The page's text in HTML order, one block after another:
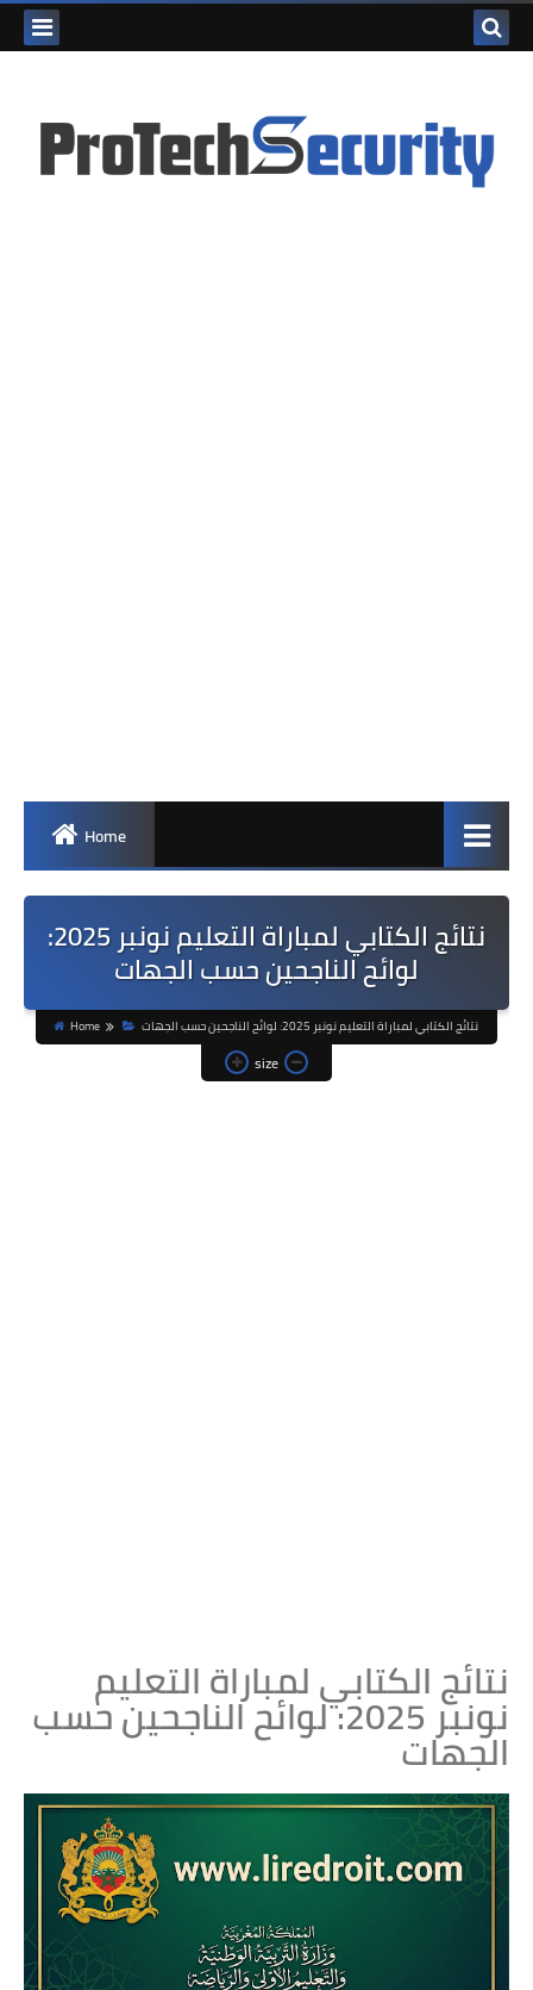
Home
نتائج الكتابي لمباراة التعليم نونبر 2025:
لوائح الناجحين حسب الجهات
Home نتائج الكتابي لمباراة التعليم نونبر 2025: لوائح الناجحين حسب الجهات
size
نتائج الكتابي لمباراة التعليم
نونبر 2025: لوائح الناجحين حسب
الجهات